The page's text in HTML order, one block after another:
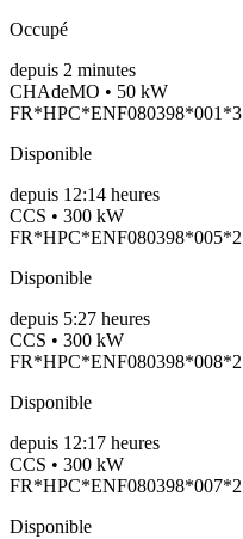
Occupé
depuis 2 minutes
CHAdeMO • 50 kW
FR*HPC*ENF080398*001*3
Disponible
depuis 12:14 heures
CCS • 300 kW
FR*HPC*ENF080398*005*2
Disponible
depuis 5:27 heures
CCS • 300 kW
FR*HPC*ENF080398*008*2
Disponible
depuis 12:17 heures
CCS • 300 kW
FR*HPC*ENF080398*007*2
Disponible